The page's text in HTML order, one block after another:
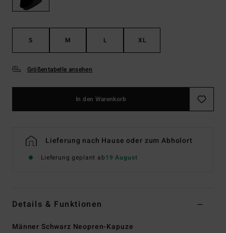
S M L XL
Größentabelle ansehen
In den Warenkorb
Lieferung nach Hause oder zum Abholort
Lieferung geplant ab19 August
Details & Funktionen
Männer Schwarz Neopren-Kapuze